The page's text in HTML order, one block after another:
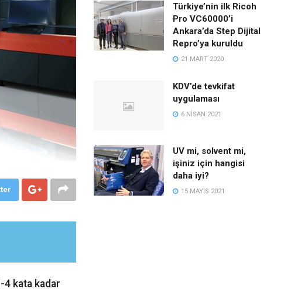
4 kata kadar
Türkiye’nin ilk Ricoh
Pro VC60000’i
Ankara’da Step Dijital
Repro’ya kuruldu
21 MART 2020
KDV’de tevkifat
uygulaması
6 NISAN 2021
UV mi, solvent mi,
işiniz için hangisi
daha iyi?
15 MAYIS 2021